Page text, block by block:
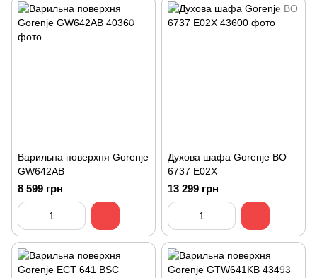
Варильна поверхня Gorenje
GW642AB
8 599 грн
Духова шафа Gorenje BO
6737 E02X
13 299 грн